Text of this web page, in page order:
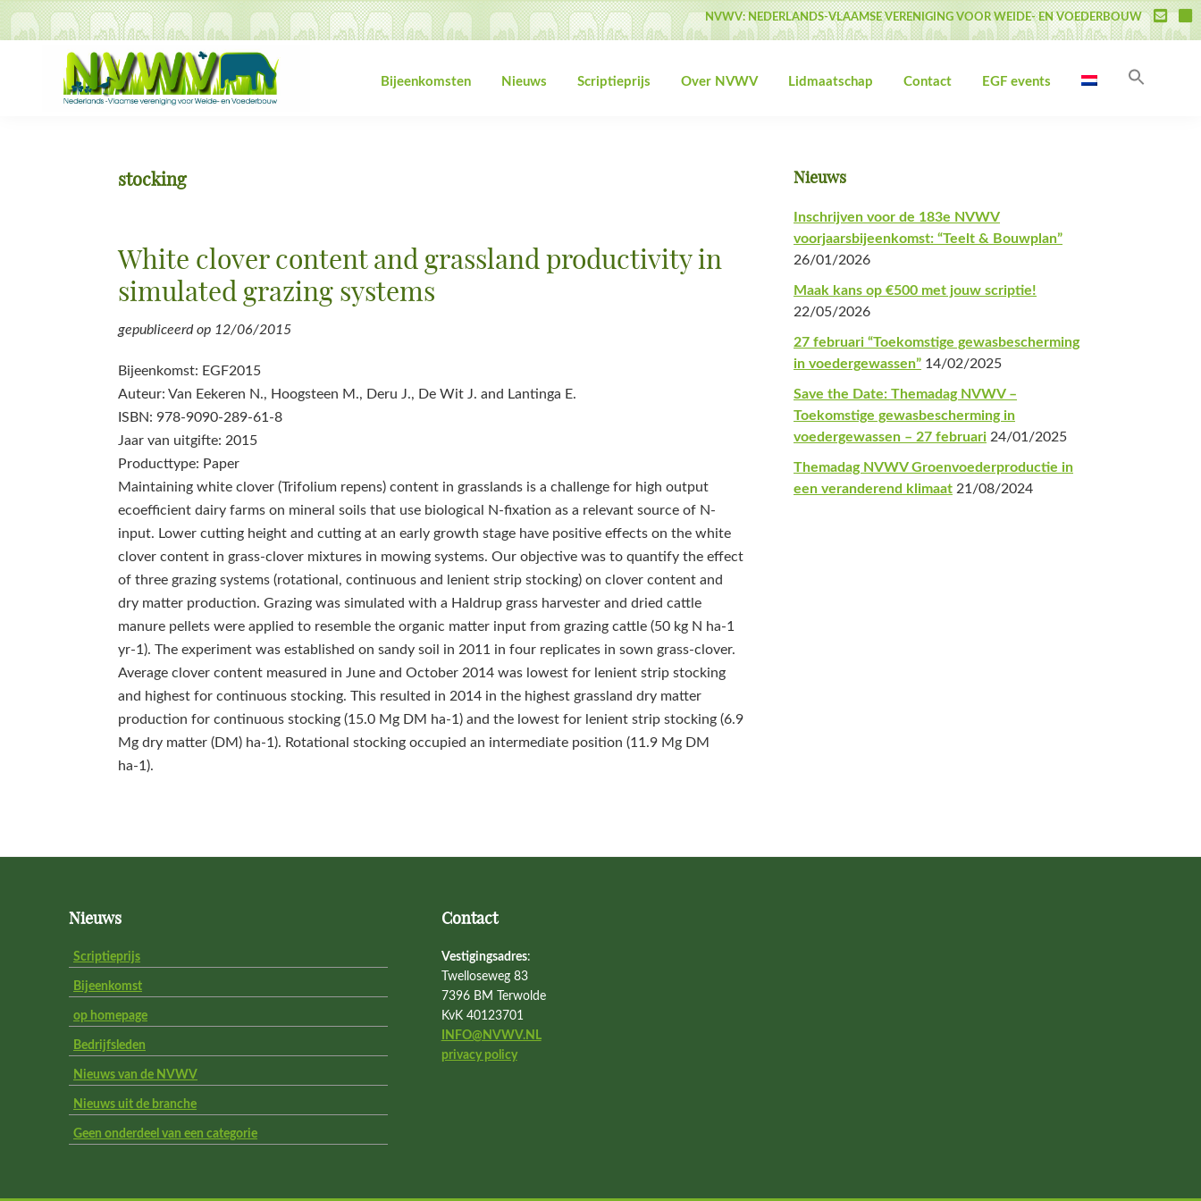
Spring
naar
hoofdnavigatie
Door
naar
Spring
naar
Spring
naar
NVWV: NEDERLANDS-VLAAMSE VERENIGING VOOR WEIDE- EN VOEDERBOUW
Voederbouw
Bijeenkomsten Nieuws Scriptieprijs Over NVWV Lidmaatschap Contact EGF events
stocking
White clover content and grassland productivity in
simulated grazing systems
gepubliceerd op 12/06/2015
Bijeenkomst: EGF2015
Auteur: Van Eekeren N., Hoogsteen M., Deru J., De Wit J. and Lantinga E.
ISBN: 978-9090-289-61-8
Jaar van uitgifte: 2015
Producttype: Paper
Maintaining white clover (Trifolium repens) content in grasslands is a challenge for high output
ecoefficient dairy farms on mineral soils that use biological N-fixation as a relevant source of N-
input. Lower cutting height and cutting at an early growth stage have positive effects on the white
clover content in grass-clover mixtures in mowing systems. Our objective was to quantify the effect
of three grazing systems (rotational, continuous and lenient strip stocking) on clover content and
dry matter production. Grazing was simulated with a Haldrup grass harvester and dried cattle
manure pellets were applied to resemble the organic matter input from grazing cattle (50 kg N ha‑1
yr‑1). The experiment was established on sandy soil in 2011 in four replicates in sown grass-clover.
Average clover content measured in June and October 2014 was lowest for lenient strip stocking
and highest for continuous stocking. This resulted in 2014 in the highest grassland dry matter
production for continuous stocking (15.0 Mg DM ha‑1) and the lowest for lenient strip stocking (6.9
Mg dry matter (DM) ha‑1). Rotational stocking occupied an intermediate position (11.9 Mg DM
ha‑1).
Primaire
Sidebar
Nieuws
Inschrijven voor de 183e NVWV
voorjaarsbijeenkomst: “Teelt & Bouwplan”
26/01/2026
Maak kans op €500 met jouw scriptie!
22/05/2026
27 februari “Toekomstige gewasbescherming
in voedergewassen” 14/02/2025
Save the Date: Themadag NVWV –
Toekomstige gewasbescherming in
voedergewassen – 27 februari 24/01/2025
Themadag NVWV Groenvoederproductie in
een veranderend klimaat 21/08/2024
Nieuws
Scriptieprijs
Bijeenkomst
op homepage
Bedrijfsleden
Nieuws van de NVWV
Nieuws uit de branche
Geen onderdeel van een categorie
Contact
Vestigingsadres:
Twelloseweg 83
7396 BM Terwolde
KvK 40123701
INFO@NVWV.NL
privacy policy